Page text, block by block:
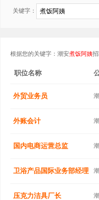
关键字：
根据您的关键字：潮安煮饭阿姨
职位名称
外贸业务员
外账会计
国内电商运营总监
卫浴产品国际业务部经理
压克力洁具厂长